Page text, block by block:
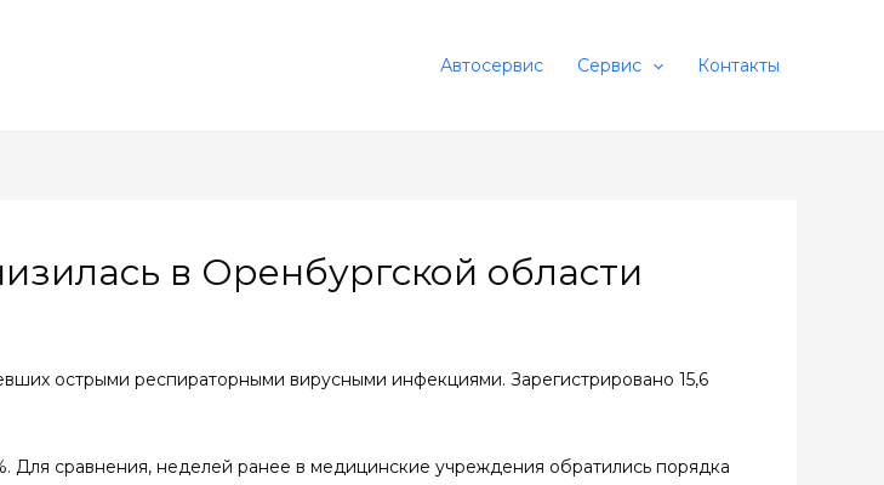
Автосервис Сервис Контакты
в Оренбургской области
острыми респираторными вирусными инфекциями. Зарегистрировано 15,6
Для сравнения, неделей ранее в медицинские учреждения обратились порядка